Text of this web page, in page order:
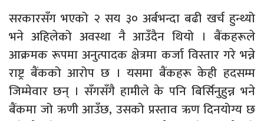
सरकारसँग भएको २ सय ३० अर्बभन्दा बढी खर्च हुन्थ्यो
भने अहिलेको अवस्था नै आउँदैन थियो । बैंकहरूले
आक्रमक रूपमा अनुत्पादक क्षेत्रमा कर्जा विस्तार गरे भन्ने
राष्ट्र बैंकको आरोप छ । यसमा बैंकहरू केही हदसम्म
जिम्मेवार छन् । सँगसँगै हामीले के पनि बिर्सिनुहुन्न भने
बैंकमा जो ऋणी आउँछ, उसको प्रस्ताव ऋण दिनयोग्य छ